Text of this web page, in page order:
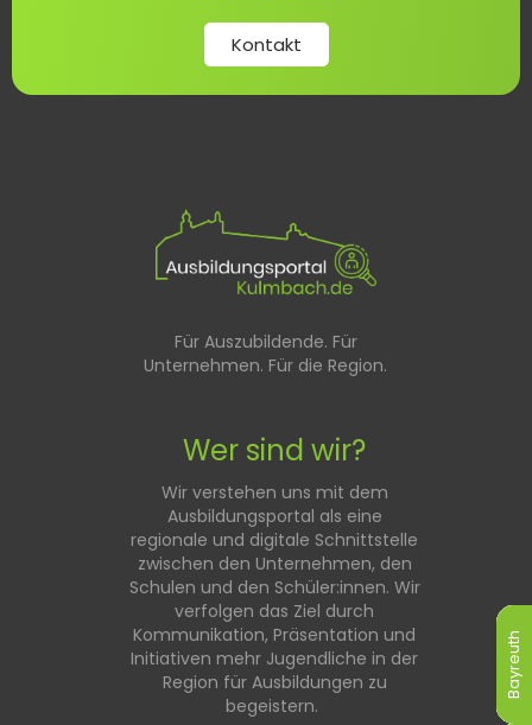
Bayreuth
Bayreuth
Bayreuth
Bayreuth
Bayreuth
Bayreuth
Kontakt
Für Auszubildende. Für
Unternehmen. Für die Region.
Wer sind wir?
Wir verstehen uns mit dem
Ausbildungsportal als eine
regionale und digitale Schnittstelle
zwischen den Unternehmen, den
Schulen und den Schüler:innen. Wir
verfolgen das Ziel durch
Kommunikation, Präsentation und
Initiativen mehr Jugendliche in der
Region für Ausbildungen zu
begeistern.